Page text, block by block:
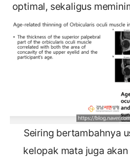
optimal, sekaligus
Seiring bertambahnya
kelopak mata juga